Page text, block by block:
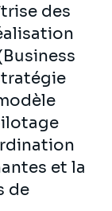
des
et la
de